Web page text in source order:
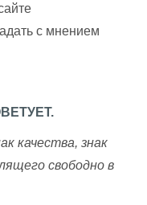
с мнением
качества, знак
свободно в